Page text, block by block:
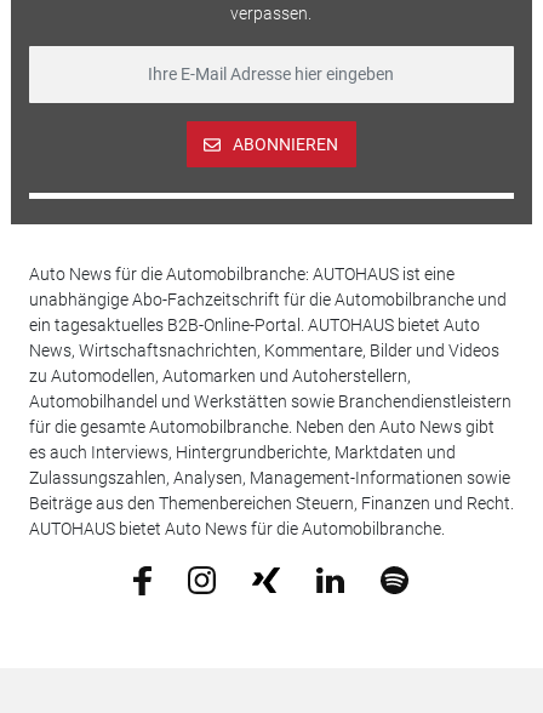
verpassen.
ABONNIEREN
Auto News für die Automobilbranche: AUTOHAUS ist eine
unabhängige Abo-Fachzeitschrift für die Automobilbranche und
ein tagesaktuelles B2B-Online-Portal. AUTOHAUS bietet Auto
News, Wirtschaftsnachrichten, Kommentare, Bilder und Videos
zu Automodellen, Automarken und Autoherstellern,
Automobilhandel und Werkstätten sowie Branchendienstleistern
für die gesamte Automobilbranche. Neben den Auto News gibt
es auch Interviews, Hintergrundberichte, Marktdaten und
Zulassungszahlen, Analysen, Management-Informationen sowie
Beiträge aus den Themenbereichen Steuern, Finanzen und Recht.
AUTOHAUS bietet Auto News für die Automobilbranche.